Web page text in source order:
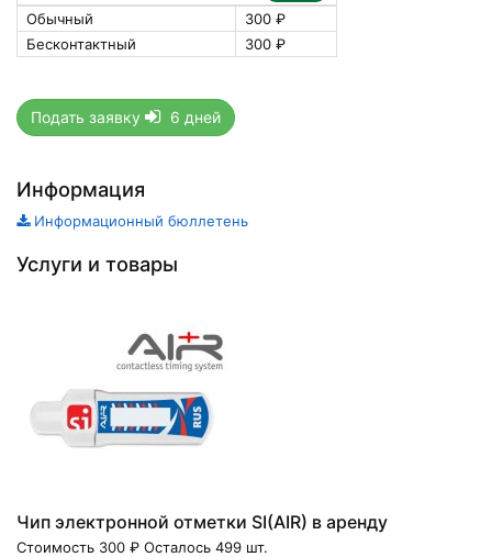
Обычный
300 ₽
Бесконтактный
300 ₽
Подать заявку 6 дней
Информация
Информационный бюллетень
Услуги и товары
Чип электронной отметки SI(AIR) в аренду
Стоимость 300 ₽ Осталось 499 шт.